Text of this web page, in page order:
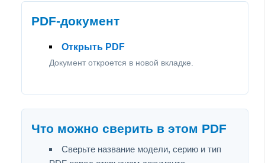
PDF-документ
Открыть PDF
Документ откроется в новой вкладке.
Что можно сверить в этом PDF
Сверьте название модели, серию и тип